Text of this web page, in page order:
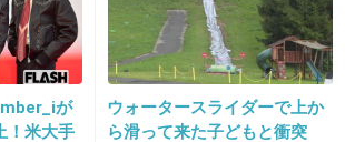
いですーと嘘付けば済む話。
思って裏垢作るか、一旦アカウント消
かないね。
司に言うバカは止めておきなされ。
+6 -0
が
！米大手
ウォータースライダーで上か
ら滑って来た子どもと衝突